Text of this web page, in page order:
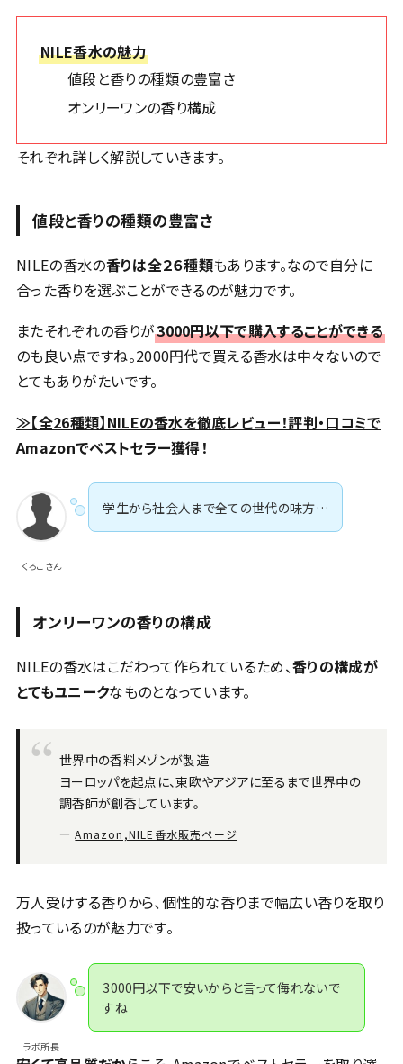
NILE香水の魅力
値段と香りの種類の豊富さ
オンリーワンの香り構成
それぞれ詳しく解説していきます。
値段と香りの種類の豊富さ
NILEの香水の香りは全２６種類もあります。なので自分に
合った香りを選ぶことができるのが魅力です。
またそれぞれの香りが3000円以下で購入することができる
のも良い点ですね。2000円代で買える香水は中々ないので
とてもありがたいです。
≫【全26種類】NILEの香水を徹底レビュー！評判・口コミで
Amazonでベストセラー獲得！
くろこさん
学生から社会人まで全ての世代の味方…
オンリーワンの香りの構成
NILEの香水はこだわって作られているため、香りの構成が
とてもユニークなものとなっています。
世界中の香料メゾンが製造
ヨーロッパを起点に、東欧やアジアに至るまで世界中の
調香師が創香しています。
Amazon,NILE香水販売ページ
万人受けする香りから、個性的な香りまで幅広い香りを取り
扱っているのが魅力です。
ラボ所長
3000円以下で安いからと言って侮れないで
すね